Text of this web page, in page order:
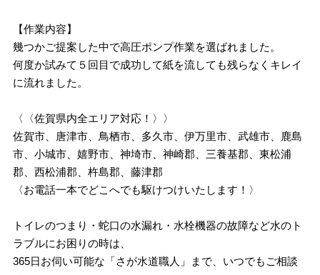
【作業内容】
幾つかご提案した中で高圧ポンプ作業を選ばれました。
何度か試みて５回目で成功して紙を流しても残らなくキレイ
に流れました。
〈〈佐賀県内全エリア対応！〉〉
佐賀市、唐津市、鳥栖市、多久市、伊万里市、武雄市、鹿島
市、小城市、嬉野市、神埼市、神崎郡、三養基郡、東松浦
郡、西松浦郡、杵島郡、藤津郡
〈お電話一本でどこへでも駆けつけいたします！〉
トイレのつまり・蛇口の水漏れ・水栓機器の故障など水のト
ラブルにお困りの時は、
365日お伺い可能な「さが水道職人」まで、いつでもご相談